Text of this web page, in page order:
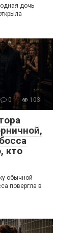
дочь
0 103
кто
обычной
повергла в